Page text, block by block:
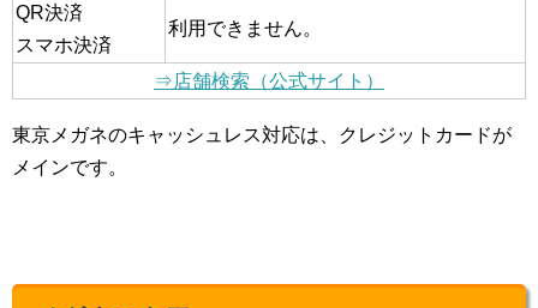
QR決済
スマホ決済
利用できません。
⇒店舗検索（公式サイト）
東京メガネのキャッシュレス対応は、クレジットカードが
メインです。